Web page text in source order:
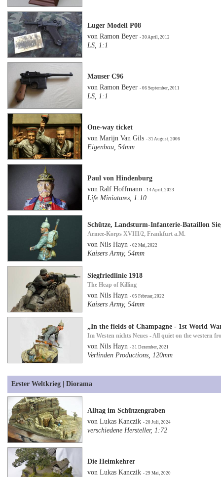
Luger Modell P08
von Ramon Beyer- 30 April, 2012
LS, 1:1
Mauser C96
von Ramon Beyer- 06 September, 2011
LS, 1:1
One-way ticket
von Marijn Van Gils- 31 August, 2006
Eigenbau, 54mm
Paul von Hindenburg
von Ralf Hoffmann- 14 April, 2023
Life Miniatures, 1:10
Schütze, Landsturm-Infanterie-Bataillon
Armee-Korps XVIII/2, Frankfurt a.M.
von Nils Hayn- 02 Mai, 2022
Kaisers Army, 54mm
Siegfriedlinie 1918
The Heap of Killing
von Nils Hayn- 05 Februar, 2022
Kaisers Army, 54mm
„In the fields of Champagne - 1st World
Im Westen nichts Neues - All quiet on the western
von Nils Hayn- 31 Dezember, 2021
Verlinden Productions, 120mm
Erster Weltkrieg | Diorama
Alltag im Schützengraben
von Lukas Kanczik- 20 Juli, 2024
verschiedene Hersteller, 1:72
Die Heimkehrer
von Lukas Kanczik- 29 Mai, 2020